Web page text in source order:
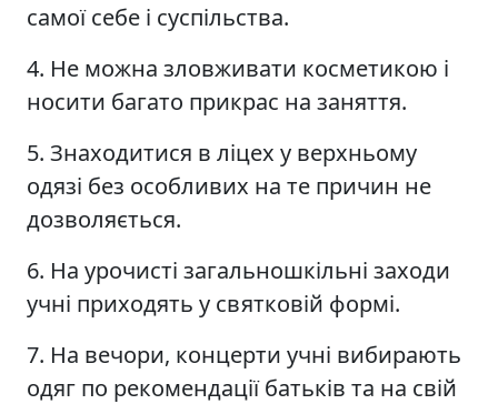
самої себе і суспільства.
4. Не можна зловживати косметикою і
носити багато прикрас на заняття.
5. Знаходитися в ліцех у верхньому
одязі без особливих на те причин не
дозволяється.
6. На урочисті загальношкільні заходи
учні приходять у святковій формі.
7. На вечори, концерти учні вибирають
одяг по рекомендації батьків та на свій